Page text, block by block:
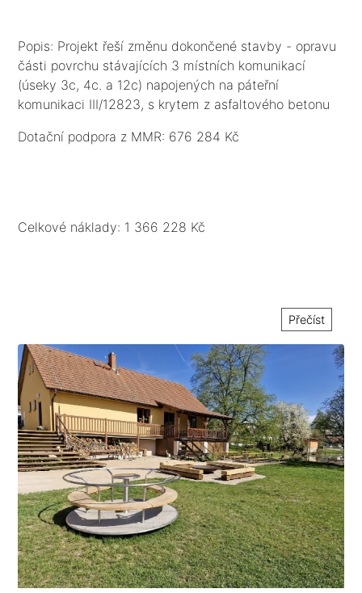
Popis: Projekt řeší změnu dokončené stavby - opravu
části povrchu stávajících 3 místních komunikací
(úseky 3c, 4c. a 12c) napojených na páteřní
komunikaci III/12823, s krytem z asfaltového betonu
rozrušení stávajícího povrchu v úsecích poškození,
Dotační podpora z MMR: 676 284 Kč
Celkové náklady: 1 366 228 Kč
Přečíst